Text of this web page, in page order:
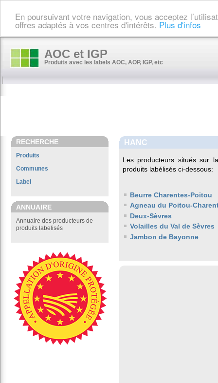
En poursuivant votre navigation, vous acceptez
offres adaptés à vos centres d'intérêts. Plus d'infos
AOC et IGP
Produits avec les labels AOC, AOP, IGP, etc
RECHERCHE
Produits
Communes
Label
ANNUAIRE
Annuaire des producteurs de
produits labelisés
HANC
Les producteurs situés sur
produits labélisés ci-dessous:
Beurre Charentes-Poitou
Agneau du Poitou-
Deux-Sèvres
Volailles du Val de Sèvres
Jambon de Bayonne